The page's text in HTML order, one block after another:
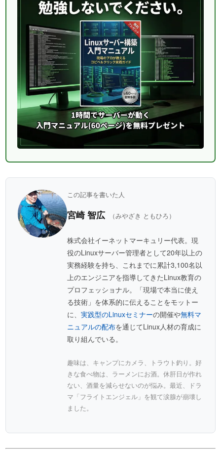
この記事を書いた人
宮崎 智広 （みやざき ともひろ）
株式会社イーネットマーキュリー代表。現
役のLinuxサーバー管理者として20年以上の
実務経験を持ち、これまでに累計3,100名以
上のエンジニアを指導してきたLinux教育の
プロフェッショナル。「現場で本当に使え
る技術」を体系的に伝えることをモットー
に、実践型のLinuxセミナーの開催や無料マ
ニュアルの配布を通じてLinux人材の育成に
取り組んでいる。
趣味は、キャンプにカメラ、トラウト釣り。好
きな食べ物は、ラーメンにお酒。休肝日が作れ
ない、酒量を減らせないのが悩み。最近、ドラ
マ「フライトエンジェル」を観て涙腺が崩壊し
ました。